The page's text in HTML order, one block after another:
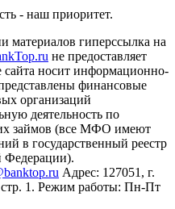
- наш приоритет.
материалов гиперссылка на
не предоставляет
носит информационно-
финансовые
организаций
деятельность по
займов (все МФО имеют
в государственный реестр
Федерации).
Адрес: 127051, г.
1. Режим работы: Пн-Пт